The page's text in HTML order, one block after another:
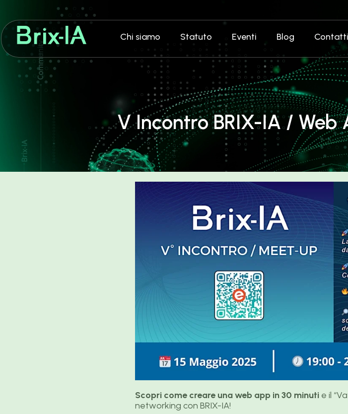
Chi siamo Statuto Eventi Blog Contatti
V Incontro BRIX-IA /
Scopri come creare una web app in 30 minuti e il
networking con BRIX-IA!